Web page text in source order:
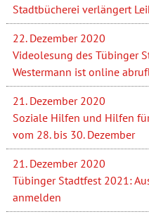
Stadtbücherei verlängert
22. Dezember 2020
Videolesung des Tübinger
Westermann ist online
21. Dezember 2020
Soziale Hilfen und Hilfen
vom 28. bis 30. Dezember
21. Dezember 2020
Tübinger Stadtfest 2021:
anmelden